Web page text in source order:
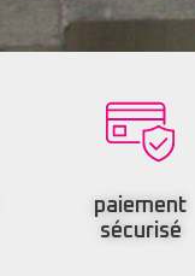
paiement
sécurisé